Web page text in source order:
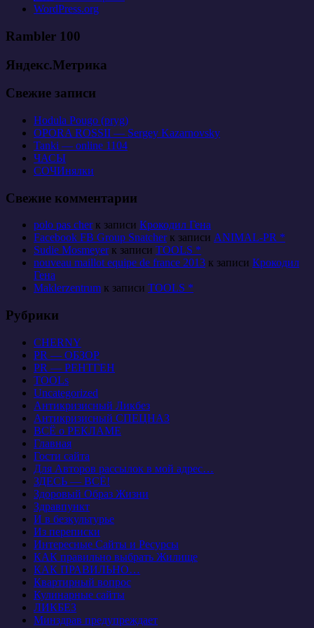
WordPress.org
Rambler 100
Яндекс.Метрика
Свежие записи
Hodula Pougo (pryg)
OPORA ROSSII — Sergey Kazarnovsky
Tanki — online 1104
ЧАСЫ
СОЧИнялки
Свежие комментарии
polo pas cherк записи Крокодил Гена
Facebook FB Group Snatcherк записи ANIMAL-PR *
Sudie Mosmeyerк записи TOOLS *
nouveau maillot equipe de france 2013 к записи Крокодил
Гена
Maklerzentrum к записи TOOLS *
Рубрики
CHERNY
PR — ОБЗОР
PR — РЕНТГЕН
TOOLs
Uncategorized
Антикризисный Ликбез
Антикризисный СПЕЦНАЗ
ВСЁ о РЕКЛАМЕ
Главная
Гости сайта
Для Авторов рассылок в мой адрес…
ЗДЕСЬ — ВСЁ!
Здоровый Образ Жизни
Здравпункт
И в безкультурье
Из переписки
Интересные Сайты и Ресурсы
КАК правильно выбрать Жилище
КАК ПРАВИЛЬНО…
Квартирный вопрос
Кулинарные сайты
ЛИКБЕЗ
Минздрав предупреждает